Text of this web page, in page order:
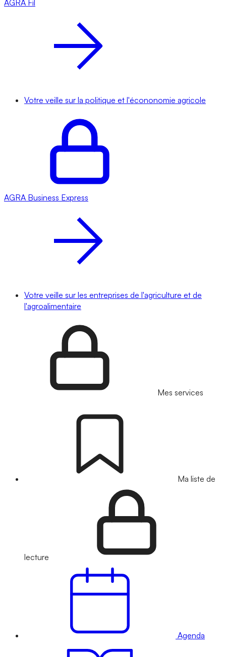
AGRA Fil
Votre veille sur la politique et l'écononomie agricole
AGRA Business Express
Votre veille sur les entreprises de l'agriculture et de
l'agroalimentaire
Mes services
Ma liste de
lecture
Agenda